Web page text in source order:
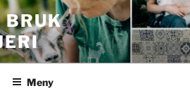
BRUK
Meny